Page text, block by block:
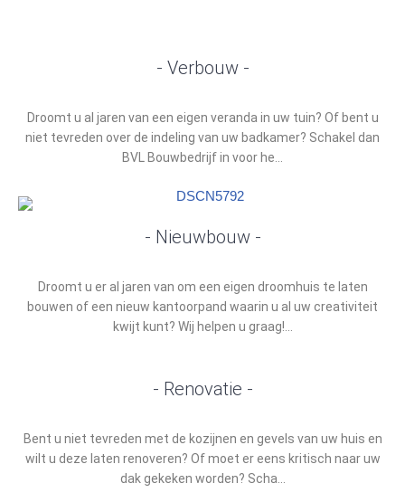
- Verbouw -
Droomt u al jaren van een eigen veranda in uw tuin? Of bent u
niet tevreden over de indeling van uw badkamer? Schakel dan
BVL Bouwbedrijf in voor he...
- Nieuwbouw -
Droomt u er al jaren van om een eigen droomhuis te laten
bouwen of een nieuw kantoorpand waarin u al uw creativiteit
kwijt kunt? Wij helpen u graag!...
- Renovatie -
Bent u niet tevreden met de kozijnen en gevels van uw huis en
wilt u deze laten renoveren? Of moet er eens kritisch naar uw
dak gekeken worden? Scha...